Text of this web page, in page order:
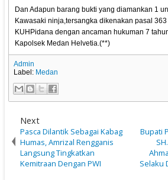
Dan Adapun barang bukti yang diamankan 1
Kawasaki ninja,tersangka dikenakan pasal
KUHPidana dengan ancaman hukuman 7
Kapolsek Medan Helvetia.(**)
Admin
Label: Medan
Next
Pasca Dilantik Sebagai Kabag
Humas, Amrizal Rengganis
Langsung Tingkatkan
Kemitraan Dengan PWI
Bupati
Selaku